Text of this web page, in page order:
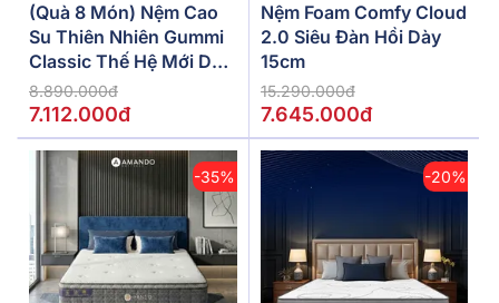
(Quà 8 Món) Nệm Cao
Su Thiên Nhiên Gummi
Classic Thế Hệ Mới Dày
5/10/15cm
8.890.000đ
7.112.000đ
Nệm Foam Comfy Cloud
2.0 Siêu Đàn Hồi Dày
15cm
15.290.000đ
7.645.000đ
-35% -20%